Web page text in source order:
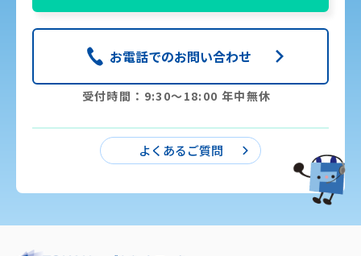
お電話でのお問い合わせ
受付時間：9:30〜18:00 年中無休
よくあるご質問